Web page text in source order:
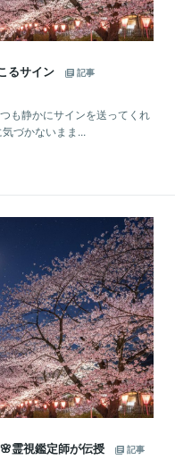
るサイン
記事
も静かにサインを送ってくれ
づかないまま...
霊視鑑定師が伝授
記事